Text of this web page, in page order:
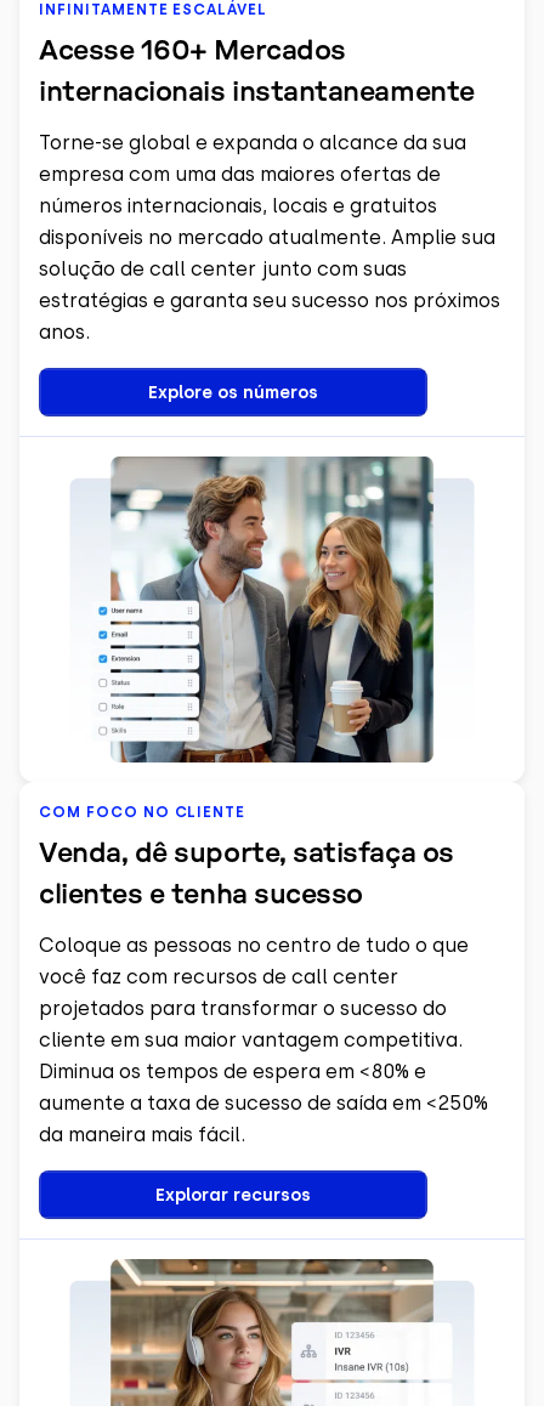
INFINITAMENTE ESCALÁVEL
Acesse 160+ Mercados
internacionais instantaneamente
Torne-se global e expanda o alcance da sua
empresa com uma das maiores ofertas de
números internacionais, locais e gratuitos
disponíveis no mercado atualmente. Amplie sua
solução de call center junto com suas
estratégias e garanta seu sucesso nos próximos
anos.
Explore os números
COM FOCO NO CLIENTE
Venda, dê suporte, satisfaça os
clientes e tenha sucesso
Coloque as pessoas no centro de tudo o que
você faz com recursos de call center
projetados para transformar o sucesso do
cliente em sua maior vantagem competitiva.
Diminua os tempos de espera em <80% e
aumente a taxa de sucesso de saída em <250%
da maneira mais fácil.
Explorar recursos